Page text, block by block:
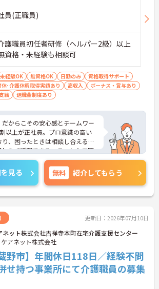
員(正職員)
護職員初任者研修（ヘルパー2級）以上
資格・未経験も相談可
未経験OK 無資格OK 日勤のみ
資格取得サポート
･介護休暇取得実績あり 高収入
ボーナス・賞与あり
給 退職金制度あり
からこその安心感とチームワー
以上が正社員。プロ意識の高い
、困ったときは相談し合える環
らず活躍できるフラットな雰囲
ラク移動！身体への負担を軽減
専用の電動自転車が支給されま
。お客様のご自宅への移動が快
、貸与された自転車での通勤も
給与に反映される仕組み＞「社
モットーに、業界トップクラス
ています。賞与は年2回あり、資
当も充実。キャリアパスも明確
ップアップなど、頑張りに応じ
アップします。
見る 無料 紹介してもらう
更新日：2026年07月10日
ネット株式会社吉祥寺本町在宅介護支援センター
アネット株式会社
野市】年間休日118日／経験不問
せ持つ事業所にて介護職員の募集